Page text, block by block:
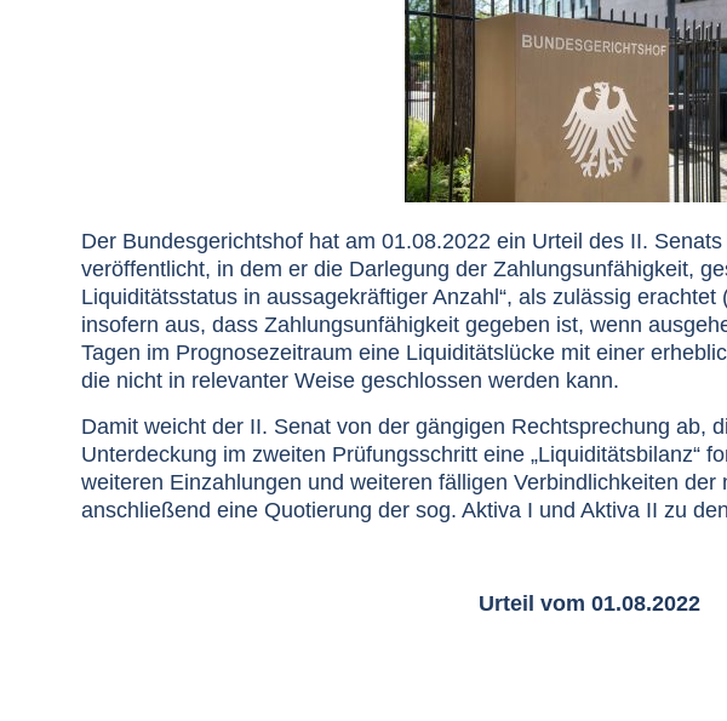
Der Bundesgerichtshof hat am 01.08.2022 ein Urteil des II.
veröffentlicht, in dem er die Darlegung der Zahlungsunfähigkeit,
Liquiditätsstatus in aussagekräftiger Anzahl“, als zulässig
insofern aus, dass Zahlungsunfähigkeit gegeben ist, wenn
Tagen im Prognosezeitraum eine Liquiditätslücke mit einer
die nicht in relevanter Weise geschlossen werden kann.
Damit weicht der II. Senat von der gängigen Rechtsprechung ab,
Unterdeckung im zweiten Prüfungsschritt eine „Liquiditätsbilanz“
weiteren Einzahlungen und weiteren fälligen Verbindlichkeiten der
anschließend eine Quotierung der sog. Aktiva I und Aktiva II zu
Urteil vom 01.08.2022